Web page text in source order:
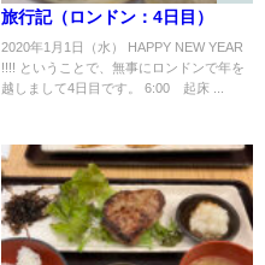
旅行記（ロンドン：4日目）
2020年1月1日（水） HAPPY NEW YEAR
!!!! ということで、無事にロンドンで年を
越しまして4日目です。 6:00 起床 ...